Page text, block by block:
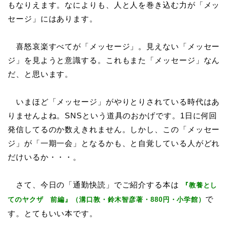
もなりえます。なによりも、人と人を巻き込む力が「メッ
セージ」にはあります。
喜怒哀楽すべてが「メッセージ」。見えない「メッセー
ジ」を見ようと意識する。これもまた「メッセージ」なん
だ、と思います。
いまほど「メッセージ」がやりとりされている時代はあ
りませんよね。SNSという道具のおかげです。1日に何回
発信してるのか数えきれません。しかし、この「メッセー
ジ」が「一期一会」となるかも、と自覚している人がどれ
だけいるか・・・。
さて、今日の「通勤快読」でご紹介する本は
『教養とし
てのヤクザ 前編』（溝口敦・鈴木智彦著・880円・小学館） で
す。とてもいい本です。